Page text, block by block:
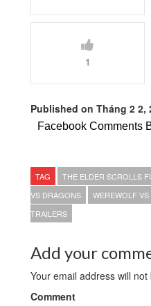
1
Published on Tháng 2 2,
Facebook Comments
TAG THE ELDER SCROLLS
VS DRAGONS
WEREWOLF
TRAILERS
Add your
Your email address will
Comment